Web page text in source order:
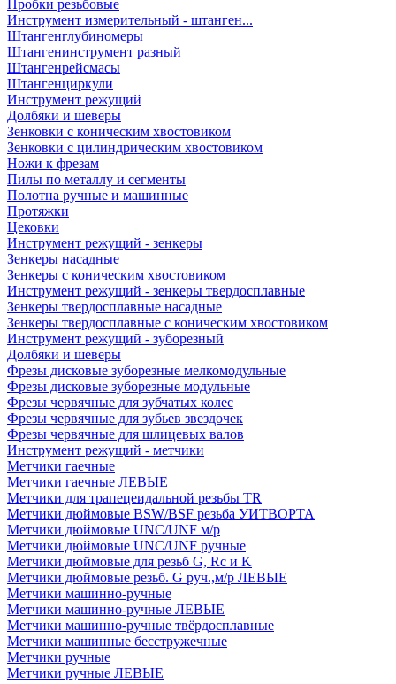
Пробки резьбовые
Инструмент измерительный - штанген...
Штангенглубиномеры
Штангенинструмент разный
Штангенрейсмасы
Штангенциркули
Инструмент режущий
Долбяки и шеверы
Зенковки с коническим хвостовиком
Зенковки с цилиндрическим хвостовиком
Ножи к фрезам
Пилы по металлу и сегменты
Полотна ручные и машинные
Протяжки
Цековки
Инструмент режущий - зенкеры
Зенкеры насадные
Зенкеры с коническим хвостовиком
Инструмент режущий - зенкеры твердосплавные
Зенкеры твердосплавные насадные
Зенкеры твердосплавные с коническим хвостовиком
Инструмент режущий - зуборезный
Долбяки и шеверы
Фрезы дисковые зуборезные мелкомодульные
Фрезы дисковые зуборезные модульные
Фрезы червячные для зубчатых колес
Фрезы червячные для зубьев звездочек
Фрезы червячные для шлицевых валов
Инструмент режущий - метчики
Метчики гаечные
Метчики гаечные ЛЕВЫЕ
Метчики для трапецеидальной резьбы TR
Метчики дюймовые BSW/BSF резьба УИТВОРТА
Метчики дюймовые UNC/UNF м/р
Метчики дюймовые UNC/UNF ручные
Метчики дюймовые для резьб G, Rc и K
Метчики дюймовые резьб. G руч.,м/р ЛЕВЫЕ
Метчики машинно-ручные
Метчики машинно-ручные ЛЕВЫЕ
Метчики машинно-ручные твёрдосплавные
Метчики машинные бесстружечные
Метчики ручные
Метчики ручные ЛЕВЫЕ